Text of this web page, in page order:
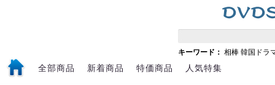
キーワード： 相棒 韓国ドラ
全部商品 新着商品 特価商品 人気特集